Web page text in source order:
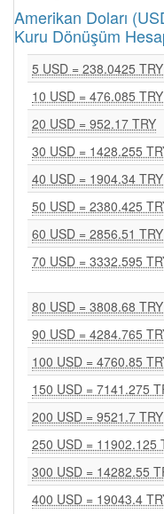
Amerikan Doları
Kuru Dönüşüm
5 USD = 238.0425 TRY
10 USD = 476.085 TRY
20 USD = 952.17 TRY
30 USD = 1428.255
40 USD = 1904.34 TRY
50 USD = 2380.425
60 USD = 2856.51 TRY
70 USD = 3332.595
80 USD = 3808.68 TRY
90 USD = 4284.765
100 USD = 4760.85
150 USD = 7141.275
200 USD = 9521.7 TRY
250 USD = 11902.125
300 USD = 14282.55
400 USD = 19043.4